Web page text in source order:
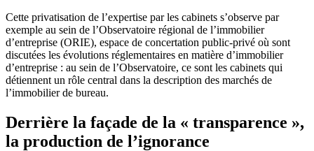
Cette privatisation de l’expertise par les cabinets s’observe par
exemple au sein de l’Observatoire régional de l’immobilier
d’entreprise (ORIE), espace de concertation public-privé où sont
discutées les évolutions réglementaires en matière d’immobilier
d’entreprise : au sein de l’Observatoire, ce sont les cabinets qui
détiennent un rôle central dans la description des marchés de
l’immobilier de bureau.
Derrière la façade de la « transparence »,
la production de l’ignorance